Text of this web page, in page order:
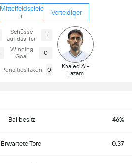
Mittelfeldspiele
r
Verteidiger
Schüsse
auf das Tor
1
Winning
Goal
0
PenaltiesTaken 0
Khaled Al-
Lazam
Ballbesitz 46%
Erwartete Tore 0.37